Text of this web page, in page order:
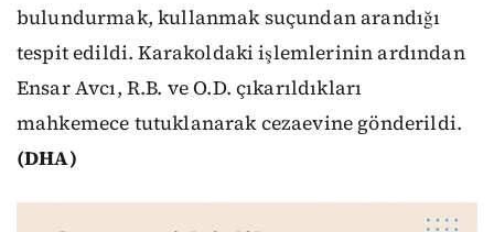
bulundurmak, kullanmak suçundan arandığı
tespit edildi. Karakoldaki işlemlerinin ardından
Ensar Avcı, R.B. ve O.D. çıkarıldıkları
mahkemece tutuklanarak cezaevine gönderildi.
(DHA)